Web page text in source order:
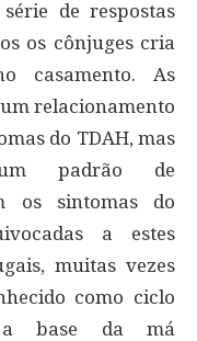
de respostas
os cônjuges cria
casamento. As
relacionamento
do TDAH, mas
padrão de
os sintomas do
a estes
muitas vezes
como ciclo
a base da má